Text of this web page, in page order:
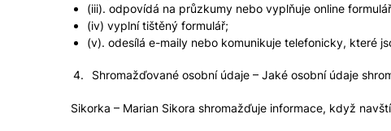
(iii). odpovídá na průzkumy nebo vyplňuje online
(iv) vyplní tištěný formulář;
(v). odesílá e-maily nebo komunikuje telefonicky, které
Shromažďované osobní údaje – Jaké osobní údaje
Sikorka – Marian Sikora shromažďuje informace, když